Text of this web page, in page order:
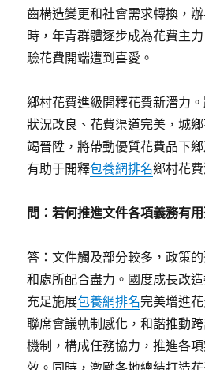
齒構造變更和社會需求轉換，
時，年青群體逐步成為花費主
驗花費開端遭到喜愛。
鄉村花費進級開釋花費新潛力
狀況改良、花費渠道完美，城
竭晉陞，將帶動優質花費品下
有助于開釋包養網排名鄉村花費
問：若何推進文件各項義務有
答：文件觸及部分較多，政策
和處所配合盡力。國度成長改
充足施展包養網排名完美增進
聯席會議軌制感化，和諧推動
機制，構成任務協力，推進各